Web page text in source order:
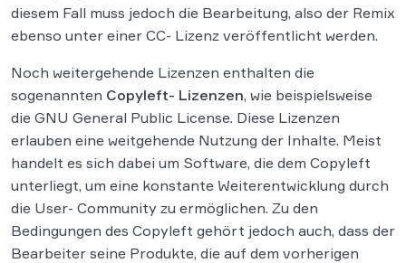
diesem Fall muss jedoch die Bearbeitung, also der Remix
ebenso unter einer CC- Lizenz veröffentlicht werden.
Noch weitergehende Lizenzen enthalten die
sogenannten Copyleft- Lizenzen, wie beispielsweise
die GNU General Public License. Diese Lizenzen
erlauben eine weitgehende Nutzung der Inhalte. Meist
handelt es sich dabei um Software, die dem Copyleft
unterliegt, um eine konstante Weiterentwicklung durch
die User- Community zu ermöglichen. Zu den
Bedingungen des Copyleft gehört jedoch auch, dass der
Bearbeiter seine Produkte, die auf dem vorherigen